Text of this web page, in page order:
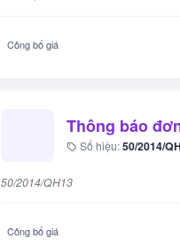
Công bố giá
Thông báo
Số hiệu:50/2014/
50/2014/QH13
Công bố giá